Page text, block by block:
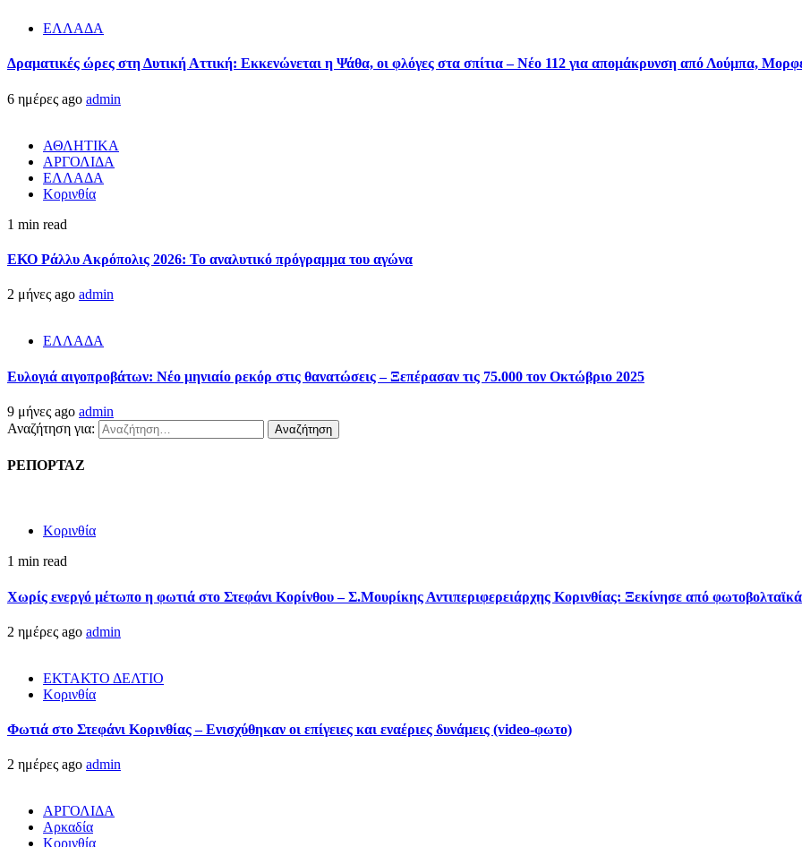
ΕΛΛΑΔΑ
Δραματικές ώρες στη Δυτική Αττική: Εκκενώνεται η Ψάθα, οι φλόγες στα σπίτια – Νέο 112 για απομάκρυνση από Λούμπα,
6 ημέρες ago admin
ΑΘΛΗΤΙΚΑ
ΑΡΓΟΛΙΔΑ
ΕΛΛΑΔΑ
Κορινθία
1 min read
ΕΚΟ Ράλλυ Ακρόπολις 2026: Το αναλυτικό πρόγραμμα του αγώνα
2 μήνες ago admin
ΕΛΛΑΔΑ
Ευλογιά αιγοπροβάτων: Νέο μηνιαίο ρεκόρ στις θανατώσεις – Ξεπέρασαν τις 75.000 τον Οκτώβριο 2025
9 μήνες ago admin
Αναζήτηση για:
ΡΕΠΟΡΤΑΖ
Κορινθία
1 min read
Χωρίς ενεργό μέτωπο η φωτιά στο Στεφάνι Κορίνθου – Σ.Μουρίκης Αντιπεριφερειάρχης Κορινθίας: Ξεκίνησε από
2 ημέρες ago admin
ΕΚΤΑΚΤΟ ΔΕΛΤΙΟ
Κορινθία
Φωτιά στο Στεφάνι Κορινθίας – Ενισχύθηκαν οι επίγειες και εναέριες δυνάμεις (video-φωτο)
2 ημέρες ago admin
ΑΡΓΟΛΙΔΑ
Αρκαδία
Κορινθία